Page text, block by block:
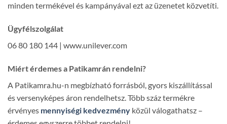
minden termékével és kampányával ezt az üzenetet közvetíti.
Ügyfélszolgálat
06 80 180 144 | www.unilever.com
Miért érdemes a Patikamrán rendelni?
A Patikamra.hu-n megbízható forrásból, gyors kiszállítással
és versenyképes áron rendelhetsz. Több száz termékre
érvényes mennyiségi kedvezmény közül válogathatsz –